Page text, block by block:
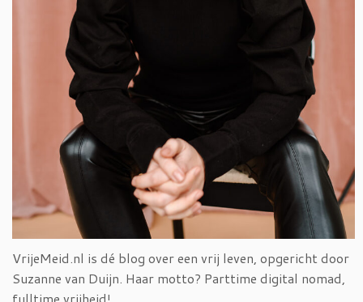
VrijeMeid.nl is dé blog over een vrij leven, opgericht door
Suzanne van Duijn. Haar motto? Parttime digital nomad,